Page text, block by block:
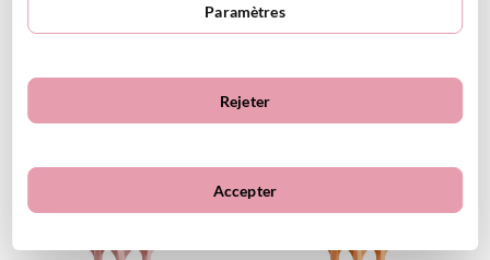
Set Starter de 7 Fléchettes
Jaunes et Bleues en Silicone ...
29.99€
VOIR LE PRODUIT
avec Ventouse Milky
11.99€
VOIR LE PRODUIT
Paramètres
Rejeter
Accepter